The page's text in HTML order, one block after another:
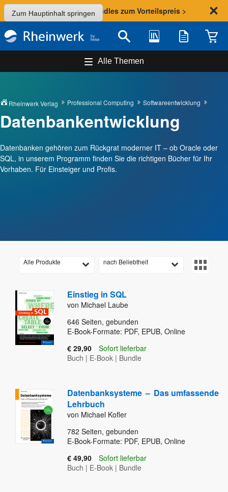
Zum Hauptinhalt springen
Sommer-Aktion: Bundles zum Vorteilspreis >
Suche Bibliothek Merkliste
Alle Themen
Rheinwerk Verlag Professional Computing Softwareentwicklung
Datenbankentwicklung
Datenbanken gehören zum Rückgrat moderner IT – ob Oracle oder
SQL, in unserem Programm finden Sie die richtigen Bücher für Ihr
Vorhaben. Für Einsteiger und Profis.
Alle Produkte nach Beliebtheit
Einstieg in SQL
von Michael Laube
646 Seiten, gebunden
E-Book-Formate: PDF, EPUB, Online
€ 29,90
Sofort lieferbar
Buch | E-Book | Bundle
Datenbanksysteme – Das umfassende
Lehrbuch
von Michael Kofler
782 Seiten, gebunden
E-Book-Formate: PDF, EPUB, Online
€ 49,90
Sofort lieferbar
Buch | E-Book | Bundle